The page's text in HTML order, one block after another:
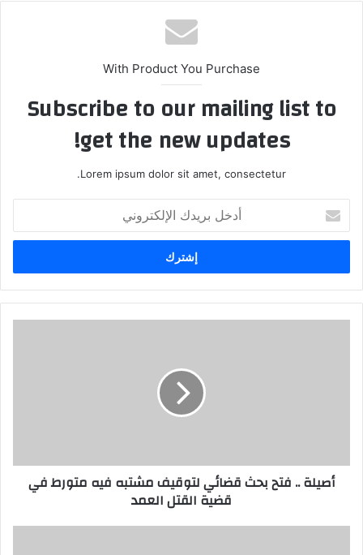
With Product You Purchase
Subscribe to our mailing list to
get the new updates!
Lorem ipsum dolor sit amet, consectetur.
بريدك
الإلكتروني
أصيلة .. فتح بحث قضائي لتوقيف مشتبه فيه متورط في
قضية القتل العمد